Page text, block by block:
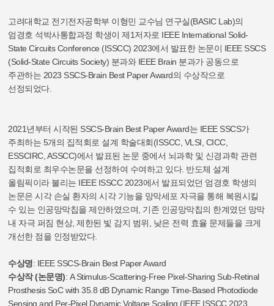
고려대학교 전기전자공학부 이형민 교수님 연구실(BASIC Lab)의
엄경호 석박사통합과정 학생이 제1저자로 IEEE International Solid-
State Circuits Conference (ISSCC) 2023에서 발표한 논문이 IEEE SSCS
(Solid-State Circuits Society) 분과와 IEEE Brain 분과가 공동으로
주관하는 2023 SSCS-Brain Best Paper Award의 수상작으로
선정되었다.
2021년부터 시작된 SSCS-Brain Best Paper Award는 IEEE SSCS가
주최하는 5개의 집적회로 설계 학술대회(ISSCC, VLSI, CICC,
ESSCIRC, ASSCC)에서 발표된 논문 중에서 뇌과학 및 신경과학 관련
집적회로 최우수논문을 선정하여 수여하고 있다. 반도체 설계
올림픽이라 불리는 IEEE ISSCC 2023에서 발표되었던 엄경호 학생의
논문은 시각 손실 환자의 시각 기능을 망막세포 자극을 통해 복원시킬
수 있는 인공망막칩을 제안하였으며, 기존 인공망막칩의 한계였던 망막
내 자극 퍼짐 현상, 제한된 빛 감지 범위, 낮은 전력 효율 문제들을 크게
개선한 점을 인정받았다.
수상명: IEEE SSCS-Brain Best Paper Award
수상작 (논문명): A Stimulus-Scattering-Free Pixel-Sharing Sub-Retinal
Prosthesis SoC with 35.8 dB Dynamic Range Time-Based Photodiode
Sensing and Per-Pixel Dynamic Voltage Scaling (IEEE ISSCC 2023